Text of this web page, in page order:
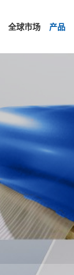
全球市场 产品